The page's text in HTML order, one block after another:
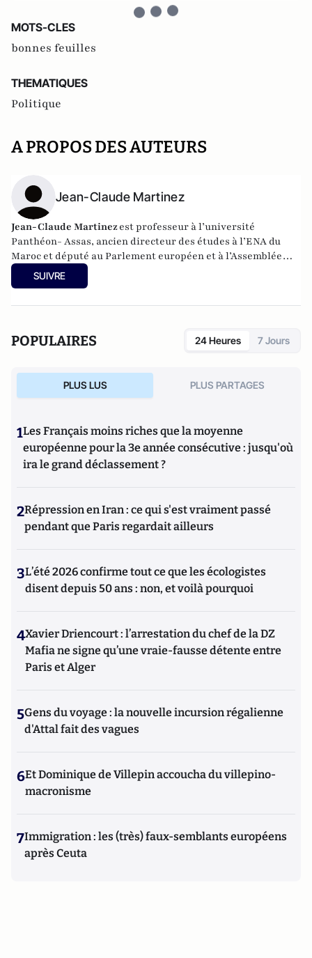
MOTS-CLES
bonnes feuilles
THEMATIQUES
Politique
A PROPOS DES AUTEURS
Jean-Claude Martinez
Jean-Claude Martinezest professeur à l’université
Panthéon- Assas, ancien directeur des études à l’ENA du
Maroc et député au Parlement européen et à l’Assemblée
parlementaire Euro-Méditerranée.
SUIVRE
POPULAIRES 24 Heures 7 Jours
PLUS LUS PLUS PARTAGES
1Les Français moins riches que la moyenne
européenne pour la 3e année consécutive : jusqu'où
ira le grand déclassement ?
2Répression en Iran : ce qui s'est vraiment passé
pendant que Paris regardait ailleurs
3L’été 2026 confirme tout ce que les écologistes
disent depuis 50 ans : non, et voilà pourquoi
4Xavier Driencourt : l’arrestation du chef de la DZ
Mafia ne signe qu’une vraie-fausse détente entre
Paris et Alger
5Gens du voyage : la nouvelle incursion régalienne
d'Attal fait des vagues
6Et Dominique de Villepin accoucha du villepino-
macronisme
7Immigration : les (très) faux-semblants européens
après Ceuta